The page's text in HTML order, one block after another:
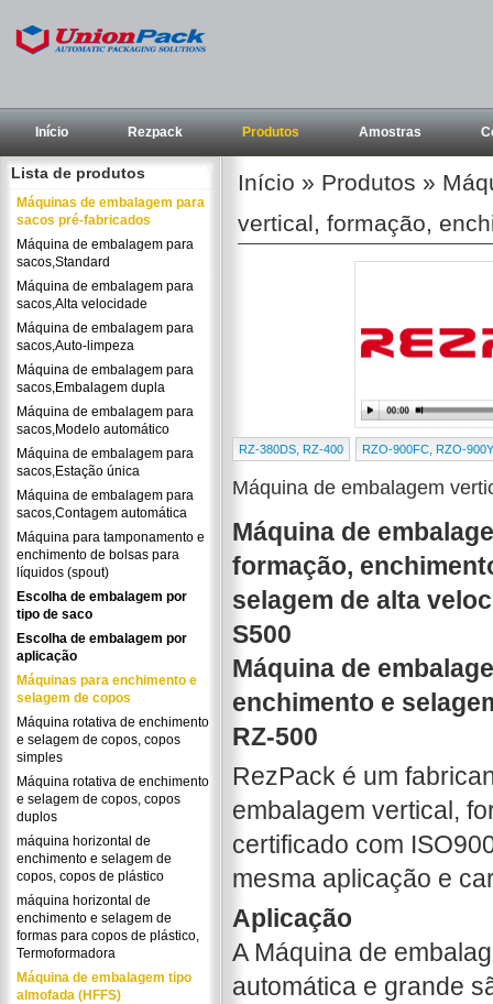
Início Rezpack Produtos Amostras
Lista de produtos
Máquinas de embalagem para
sacos pré-fabricados
Máquina de embalagem para
sacos,Standard
Máquina de embalagem para
sacos,Alta velocidade
Máquina de embalagem para
sacos,Auto-limpeza
Máquina de embalagem para
sacos,Embalagem dupla
Máquina de embalagem para
sacos,Modelo automático
Máquina de embalagem para
sacos,Estação única
Máquina de embalagem para
sacos,Contagem automática
Máquina para tamponamento e
enchimento de bolsas para
líquidos (spout)
Escolha de embalagem por
tipo de saco
Escolha de embalagem por
aplicação
Máquinas para enchimento e
selagem de copos
Máquina rotativa de enchimento
e selagem de copos, copos
simples
Máquina rotativa de enchimento
e selagem de copos, copos
duplos
máquina horizontal de
enchimento e selagem de
copos, copos de plástico
máquina horizontal de
enchimento e selagem de
formas para copos de plástico,
Termoformadora
Máquina de embalagem tipo
almofada (HFFS)
Início » Produtos »
vertical, formação,
RZ-380DS, RZ-400 RZO-900FC, RZO-
Máquina de embalagem
Máquina de
formação,
selagem de alta
S500
Máquina de
enchimento e
RZ-500
RezPack é um
embalagem vertical,
certificado com
mesma aplicação e
Aplicação
A Máquina de
automática e grande